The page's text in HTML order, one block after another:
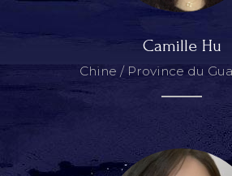
Camille Hu
Chine / Province du